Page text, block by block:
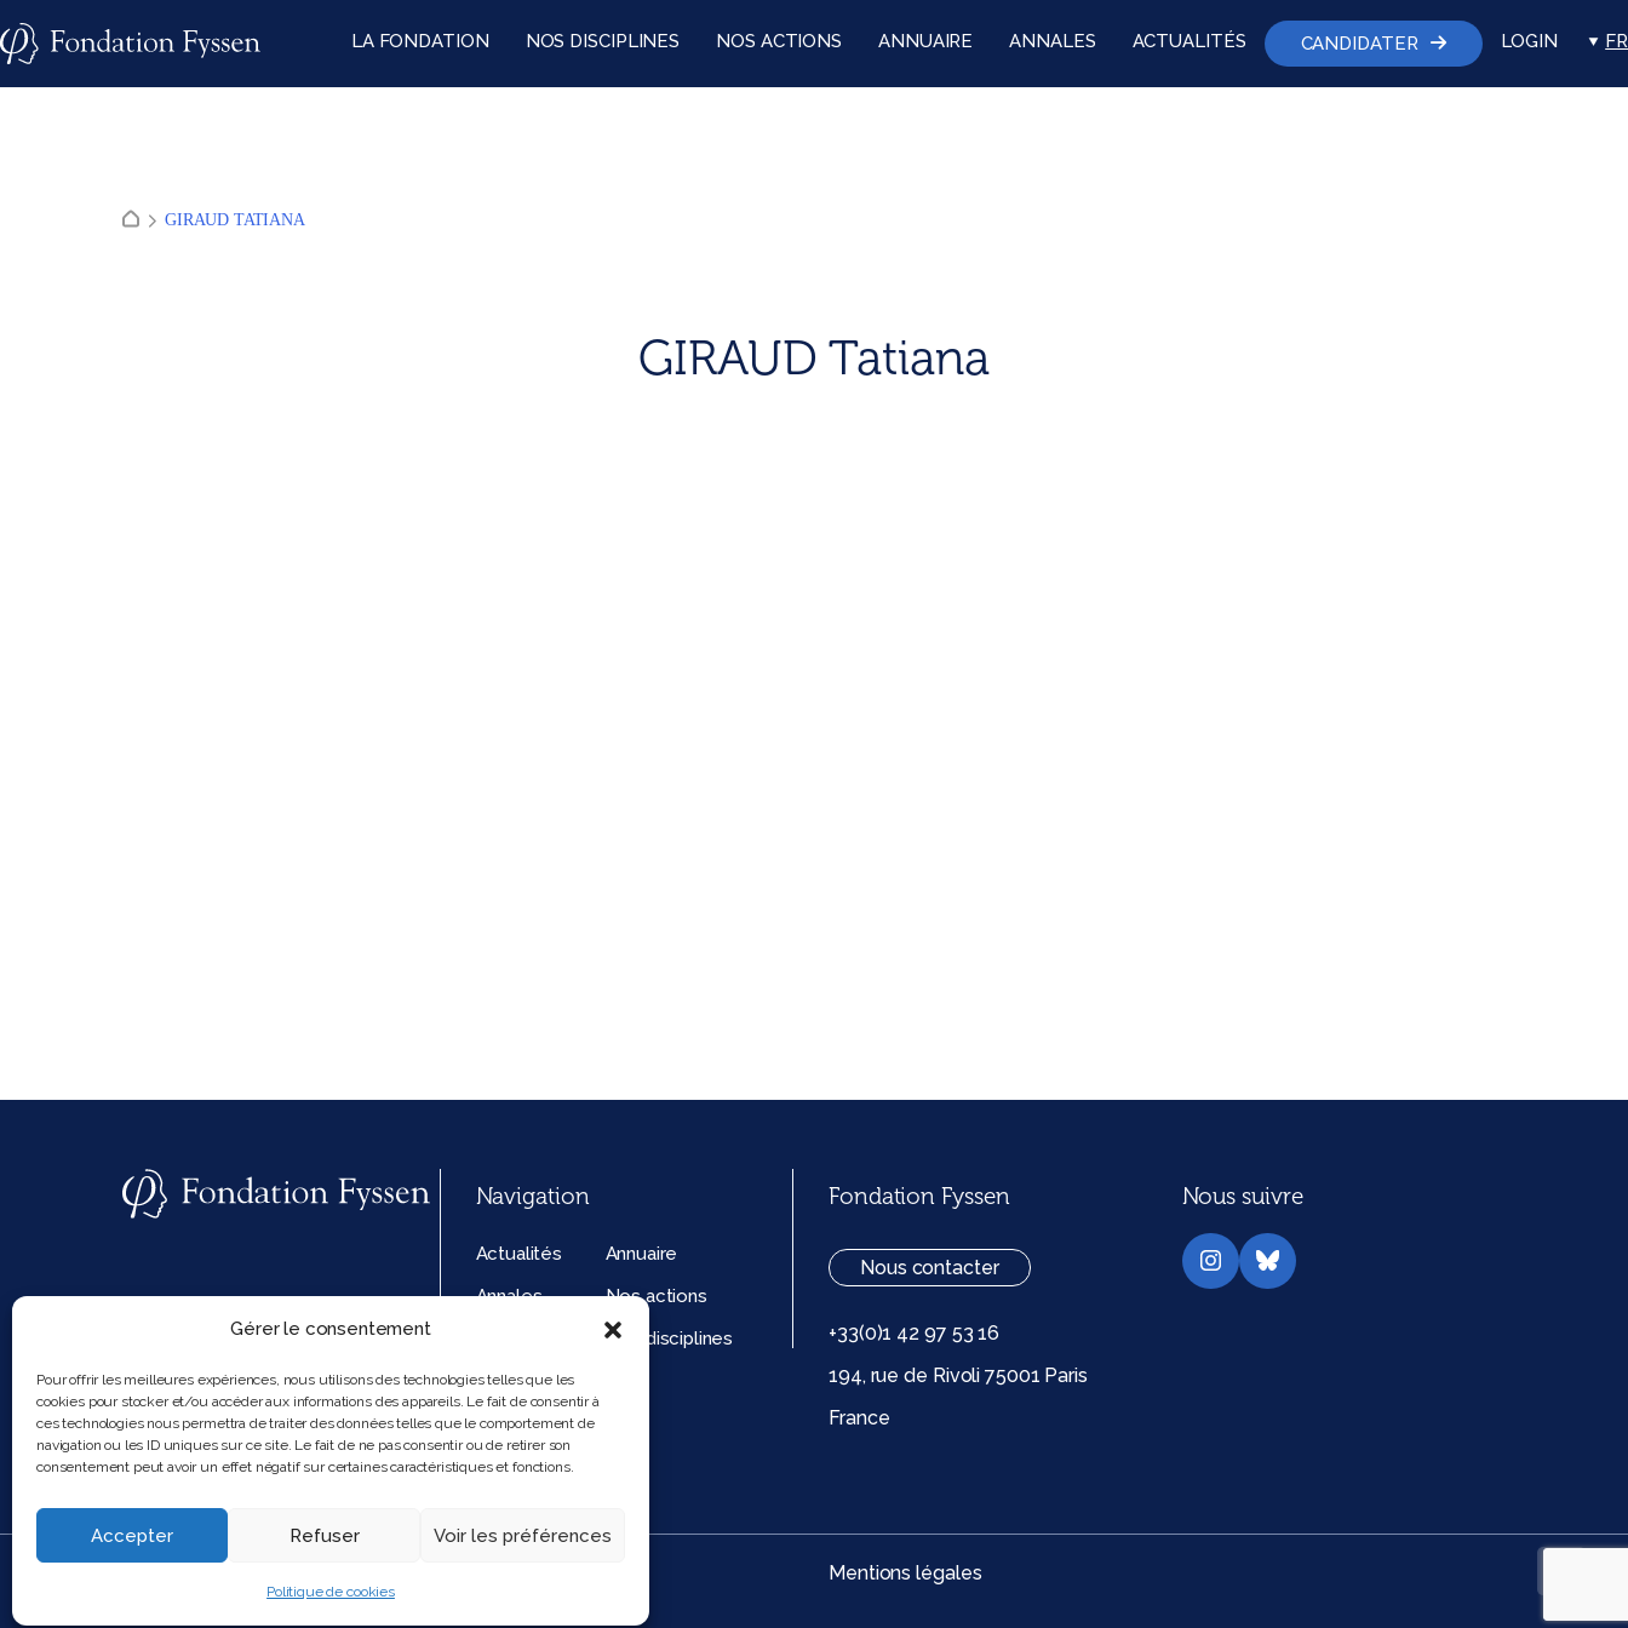
Gérer le consentement
Pour offrir les meilleures expériences, nous utilisons des technologies telles que les
cookies pour stocker et/ou accéder aux informations des appareils. Le fait de consentir à
ces technologies nous permettra de traiter des données telles que le comportement de
navigation ou les ID uniques sur ce site. Le fait de ne pas consentir ou de retirer son
consentement peut avoir un effet négatif sur certaines caractéristiques et fonctions.
Accepter Refuser Voir les préférences
Politique de cookies
to
LA FONDATION NOS DISCIPLINES NOS ACTIONS ANNUAIRE ANNALES ACTUALITÉS CANDIDATER LOGIN FR
GIRAUD TATIANA
GIRAUD Tatiana
Navigation
Actualités
Annuaire
Annales
Nos actions
Nos disciplines
Politique de
cookies (UE)
Fondation Fyssen
Nous contacter
+33(0)1 42 97 53 16
194, rue de Rivoli 75001 Paris
France
Nous suivre
Instagram
Bluesky
Mentions légales